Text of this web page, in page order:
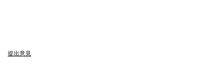
提出意見